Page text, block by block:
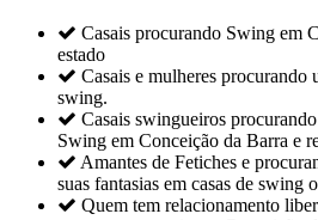
 Casais procurando Swing em
estado
 Casais e mulheres procurando
swing.
 Casais swingueiros
Swing em Conceição da Barra e
 Amantes de Fetiches e
suas fantasias em casas de swing
 Quem tem relacionamento